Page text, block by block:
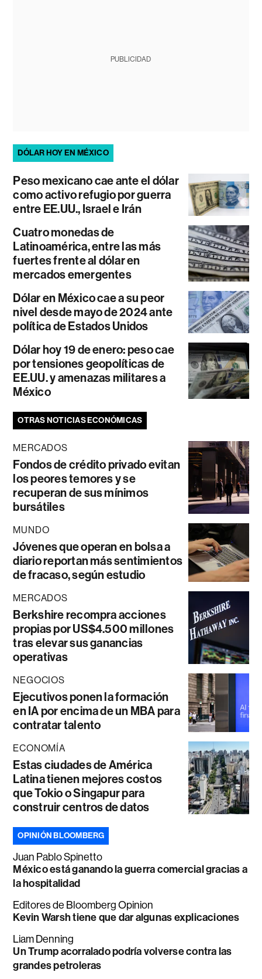
PUBLICIDAD
DÓLAR HOY EN MÉXICO
Peso mexicano cae ante el dólar
como activo refugio por guerra
entre EE.UU., Israel e Irán
Cuatro monedas de
Latinoamérica, entre las más
fuertes frente al dólar en
mercados emergentes
Dólar en México cae a su peor
nivel desde mayo de 2024 ante
política de Estados Unidos
Dólar hoy 19 de enero: peso cae
por tensiones geopolíticas de
EE.UU. y amenazas militares a
México
OTRAS NOTICIAS ECONÓMICAS
MERCADOS
Fondos de crédito privado evitan
los peores temores y se
recuperan de sus mínimos
bursátiles
MUNDO
Jóvenes que operan en bolsa a
diario reportan más sentimientos
de fracaso, según estudio
MERCADOS
Berkshire recompra acciones
propias por US$4.500 millones
tras elevar sus ganancias
operativas
NEGOCIOS
Ejecutivos ponen la formación
en IA por encima de un MBA para
contratar talento
ECONOMÍA
Estas ciudades de América
Latina tienen mejores costos
que Tokio o Singapur para
construir centros de datos
OPINIÓN BLOOMBERG
Juan Pablo Spinetto
México está ganando la guerra comercial gracias a
la hospitalidad
Editores de Bloomberg Opinion
Kevin Warsh tiene que dar algunas explicaciones
Liam Denning
Un Trump acorralado podría volverse contra las
grandes petroleras